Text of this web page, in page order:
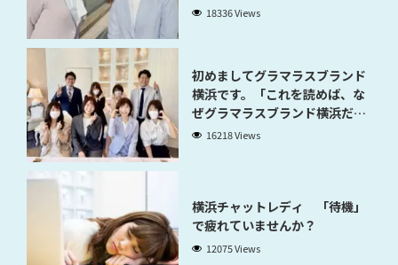
18336 Views
初めましてグラマラスブランド
横浜です。「これを読めば、な
ぜグラマラスブランド横浜だと
稼げるのかが分かります」
16218 Views
横浜チャットレディ 「待機」
で疲れていませんか？
12075 Views